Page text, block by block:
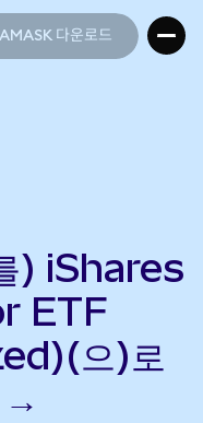
다운로드
) iShares
ETF
으)로
→